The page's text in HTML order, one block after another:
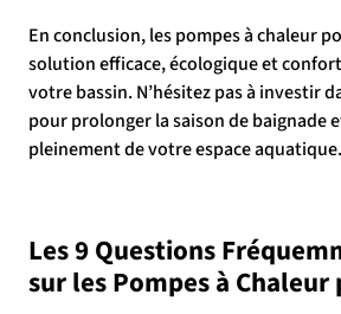
En conclusion, les pompes à chaleur
solution efficace, écologique et
votre bassin. N’hésitez pas à investir
pour prolonger la saison de baignade
pleinement de votre espace aquatique.
Les 9 Questions
sur les Pompes à Chaleur